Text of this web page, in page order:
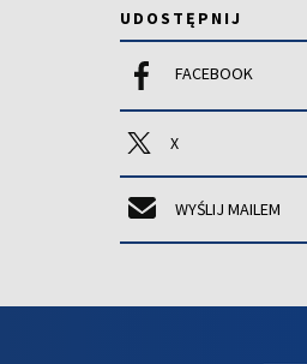
UDOSTĘPNIJ
FACEBOOK
X
WYŚLIJ MAILEM